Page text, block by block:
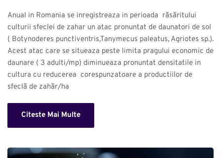
Anual in Romania se inregistreaza in perioada  răsăritului
culturii sfeclei de zahar un atac pronuntat de daunatori de sol
( Botynoderes punctiventris,Tanymecus paleatus, Agriotes sp.).
Acest atac care se situeaza peste limita pragului economic de
daunare ( 3 adulti/mp) diminueaza pronuntat densitatile in
cultura cu reducerea  corespunzatoare a productiilor de
sfeclă de zahăr/ha
Citeste Mai Multe